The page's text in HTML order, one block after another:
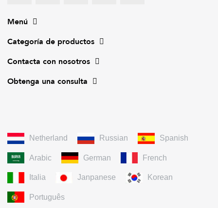
Menú
Categoría de productos
Contacta con nosotros
Obtenga una consulta
Netherland Russian Spanish
Arabic German French
Italia Janpanese Korean
Português